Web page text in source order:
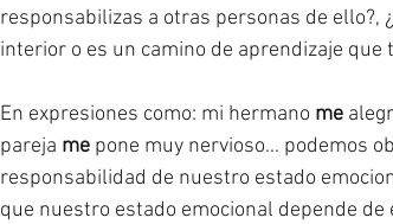
responsabilizas a otras personas de ello?,
interior o es un camino de aprendizaje que
En expresiones como: mi hermano me
pareja me pone muy nervioso... podemos
responsabilidad de nuestro estado
que nuestro estado emocional depende de